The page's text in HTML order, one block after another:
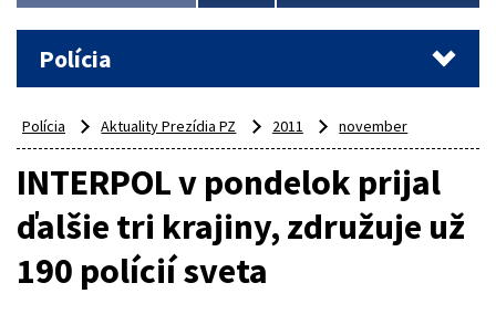
Polícia
Polícia Aktuality Prezídia PZ 2011 november
INTERPOL v pondelok prijal
ďalšie tri krajiny, združuje už
190 polícií sveta